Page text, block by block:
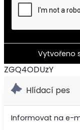
Vytvořeno
ZGQ4ODUzY
Hlídací pes
Informovat na e-